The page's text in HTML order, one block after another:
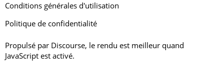
Conditions générales d'utilisation
Politique de confidentialité
Propulsé par Discourse, le rendu est meilleur quand
JavaScript est activé.